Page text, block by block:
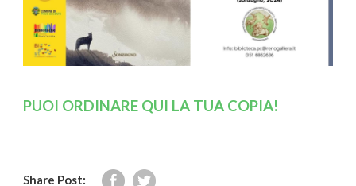
PUOI ORDINARE QUI LA TUA COPIA!
Share Post: